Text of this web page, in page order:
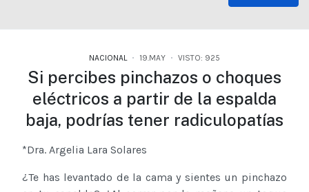
NACIONAL 19.MAY VISTO: 925
Si percibes pinchazos o choques
eléctricos a partir de la espalda
baja, podrías tener radiculopatías
*Dra. Argelia Lara Solares
¿Te has levantado de la cama y sientes un pinchazo